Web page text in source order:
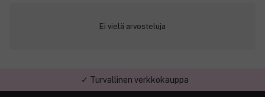
Ei vielä arvosteluja
✓ Turvallinen verkkokauppa